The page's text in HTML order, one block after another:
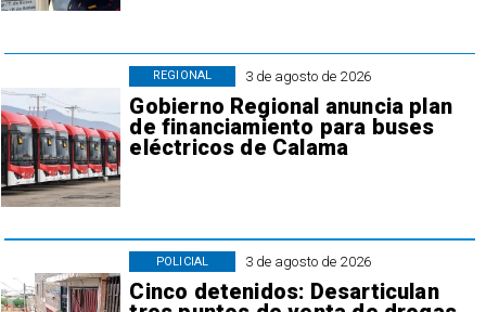
3 de agosto de 2026
Gobierno Regional anuncia plan
de financiamiento para buses
eléctricos de Calama
REGIONAL
3 de agosto de 2026
Cinco detenidos: Desarticulan
POLICIAL